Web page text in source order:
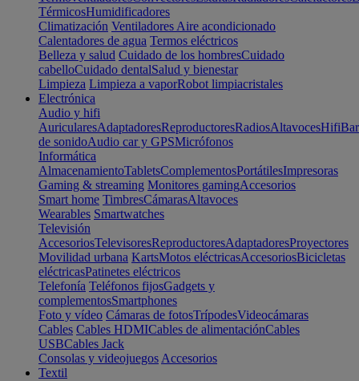
TérmicosHumidificadores
Climatización Ventiladores Aire acondicionado
Calentadores de agua Termos eléctricos
Belleza y salud Cuidado de los hombresCuidado
cabelloCuidado dentalSalud y bienestar
Limpieza Limpieza a vaporRobot limpiacristales
Electrónica
Audio y hifi
AuricularesAdaptadoresReproductoresRadiosAltavocesHifi
de sonidoAudio car y GPSMicrófonos
Informática
AlmacenamientoTabletsComplementosPortátilesImpresoras
Gaming & streaming Monitores gamingAccesorios
Smart home TimbresCámarasAltavoces
Wearables Smartwatches
Televisión
AccesoriosTelevisoresReproductoresAdaptadoresProyectores
Movilidad urbana KartsMotos eléctricasAccesoriosBicicletas
eléctricasPatinetes eléctricos
Telefonía Teléfonos fijosGadgets y
complementosSmartphones
Foto y vídeo Cámaras de fotosTrípodesVideocámaras
Cables Cables HDMICables de alimentaciónCables
USBCables Jack
Consolas y videojuegos Accesorios
Textil